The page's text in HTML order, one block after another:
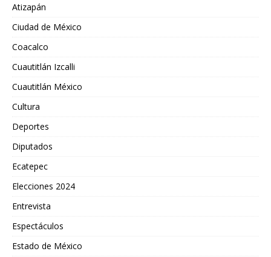
Atizapán
Ciudad de México
Coacalco
Cuautitlán Izcalli
Cuautitlán México
Cultura
Deportes
Diputados
Ecatepec
Elecciones 2024
Entrevista
Espectáculos
Estado de México